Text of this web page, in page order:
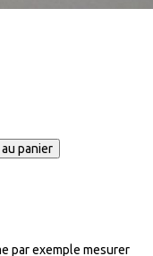
par exemple mesurer